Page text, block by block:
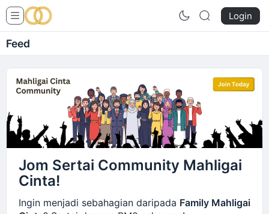
Login
Feed
Jom Sertai Community Mahligai
Cinta!
Ingin menjadi sebahagian daripada Family Mahligai